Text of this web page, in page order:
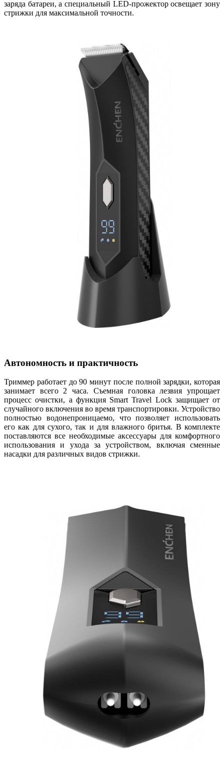
заряда батареи, а специальный LED-прожектор освещает зону
стрижки для максимальной точности.
Автономность и практичность
Триммер работает до 90 минут после полной зарядки, которая
занимает всего 2 часа. Съемная головка лезвия упрощает
процесс очистки, а функция Smart Travel Lock защищает от
случайного включения во время транспортировки. Устройство
полностью водонепроницаемо, что позволяет использовать
его как для сухого, так и для влажного бритья. В комплекте
поставляются все необходимые аксессуары для комфортного
использования и ухода за устройством, включая сменные
насадки для различных видов стрижки.